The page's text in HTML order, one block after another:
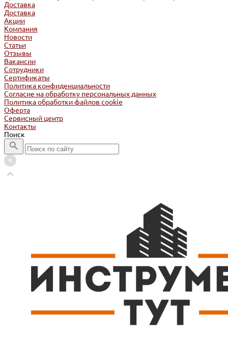
Доставка
Доставка
Акции
Компания
Новости
Статьи
Отзывы
Вакансии
Сотрудники
Сертификаты
Политика конфиденциальности
Согласие на обработку персональных данных
Политика обработки файлов cookie
Оферта
Сервисный центр
Контакты
Поиск